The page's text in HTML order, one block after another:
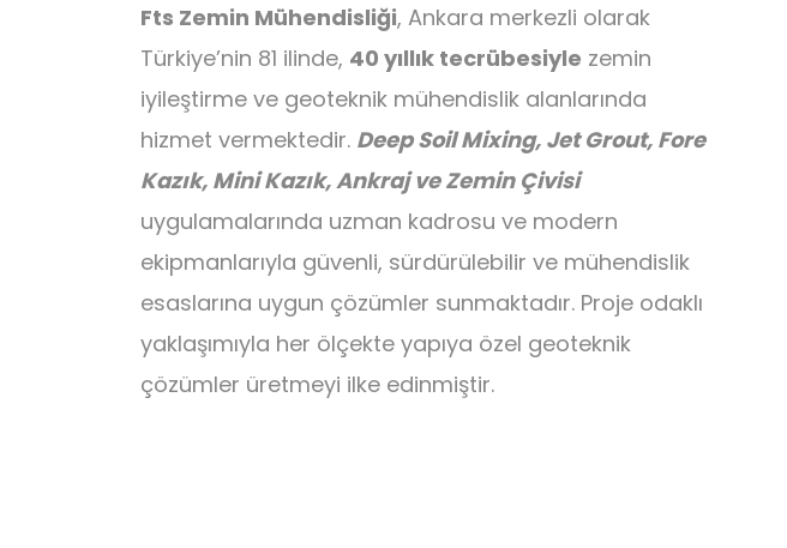
Fts Zemin Mühendisliği, Ankara merkezli olarak
Türkiye’nin 81 ilinde, 40 yıllık tecrübesiyle zemin
iyileştirme ve geoteknik mühendislik alanlarında
hizmet vermektedir. Deep Soil Mixing, Jet Grout, Fore
Kazık, Mini Kazık, Ankraj ve Zemin Çivisi
uygulamalarında uzman kadrosu ve modern
ekipmanlarıyla güvenli, sürdürülebilir ve mühendislik
esaslarına uygun çözümler sunmaktadır. Proje odaklı
yaklaşımıyla her ölçekte yapıya özel geoteknik
çözümler üretmeyi ilke edinmiştir.